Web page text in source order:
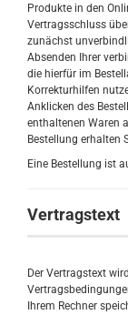
Produkte in den
Vertragsschluss
zunächst
Absenden Ihrer
die hierfür im
Korrekturhilfen
Anklicken des
enthaltenen Waren
Bestellung erhalten
Eine Bestellung ist
Vertragstext
Der Vertragstext
Ihrem Rechner